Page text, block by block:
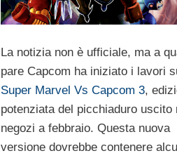
La notizia non è ufficiale, ma a
pare Capcom ha iniziato i lavori
Super Marvel Vs Capcom 3,
potenziata del picchiaduro uscito
negozi a febbraio. Questa nuova
versione dovrebbe contenere